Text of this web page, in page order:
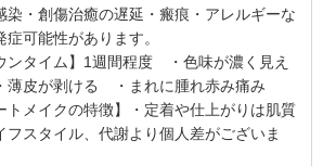
染・創傷治癒の遅延・瘢痕・アレルギーな
症可能性があります。
ンタイム】1週間程度 ・色味が濃く見え
皮が剥ける ・まれに腫れ赤み痛み
トメイクの特徴】・定着や仕上がりは肌質
フスタイル、代謝より個人差がございま